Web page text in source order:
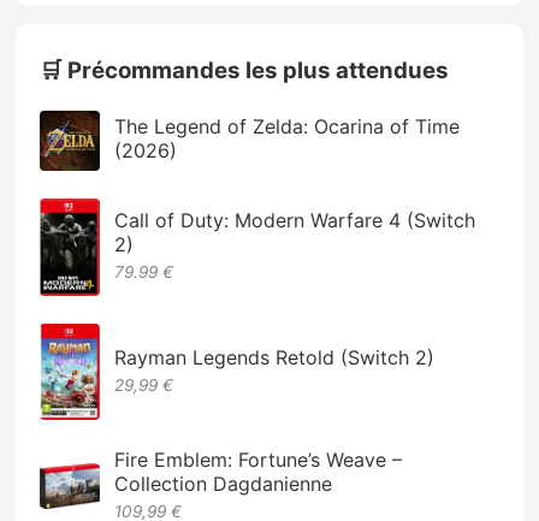
🛒 Précommandes les plus attendues
The Legend of Zelda: Ocarina of Time
(2026)
Call of Duty: Modern Warfare 4 (Switch
2)
79.99 €
Rayman Legends Retold (Switch 2)
29,99 €
Fire Emblem: Fortune’s Weave –
Collection Dagdanienne
109,99 €